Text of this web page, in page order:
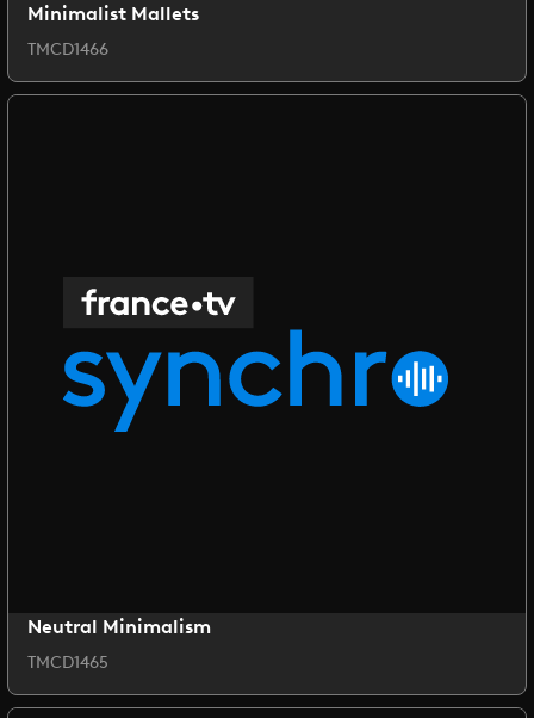
Minimalist Mallets
TMCD1466
Neutral Minimalism
TMCD1465